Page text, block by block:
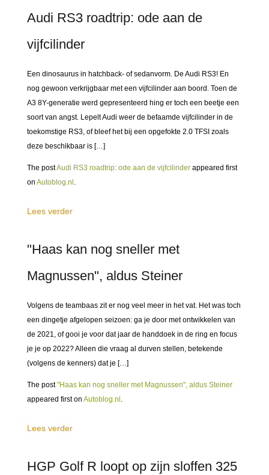
Audi RS3 roadtrip: ode aan de
vijfcilinder
Een dinosaurus in hatchback- of sedanvorm. De Audi RS3! En
nog gewoon verkrijgbaar met een vijfcilinder aan boord. Toen de
A3 8Y-generatie werd gepresenteerd hing er toch een beetje een
soort van angst. Lepelt Audi weer de befaamde vijfcilinder in de
toekomstige RS3, of bleef het bij een opgefokte 2.0 TFSI zoals
deze beschikbaar is […]
The postAudi RS3 roadtrip: ode aan de vijfcilinder appeared first
on Autoblog.nl .
Lees verder
"Haas kan nog sneller met
Magnussen", aldus Steiner
Volgens de teambaas zit er nog veel meer in het vat. Het was toch
een dingetje afgelopen seizoen: ga je door met ontwikkelen van
de 2021, of gooi je voor dat jaar de handdoek in de ring en focus
je je op 2022? Alleen die vraag al durven stellen, betekende
(volgens de kenners) dat je […]
The post"Haas kan nog sneller met Magnussen", aldus Steiner
appeared first on Autoblog.nl .
Lees verder
HGP Golf R loopt op zijn sloffen 325